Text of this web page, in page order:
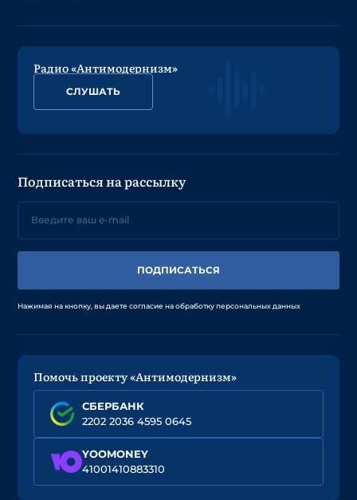
Радио «Антимодернизм»
СЛУШАТЬ
Подписаться на рассылку
ПОДПИСАТЬСЯ
Нажимая на кнопку, вы даете согласие на обработку персональных данных
Помочь проекту «Антимодернизм»
СБЕРБАНК
2202 2036 4595 0645
YOOMONEY
41001410883310